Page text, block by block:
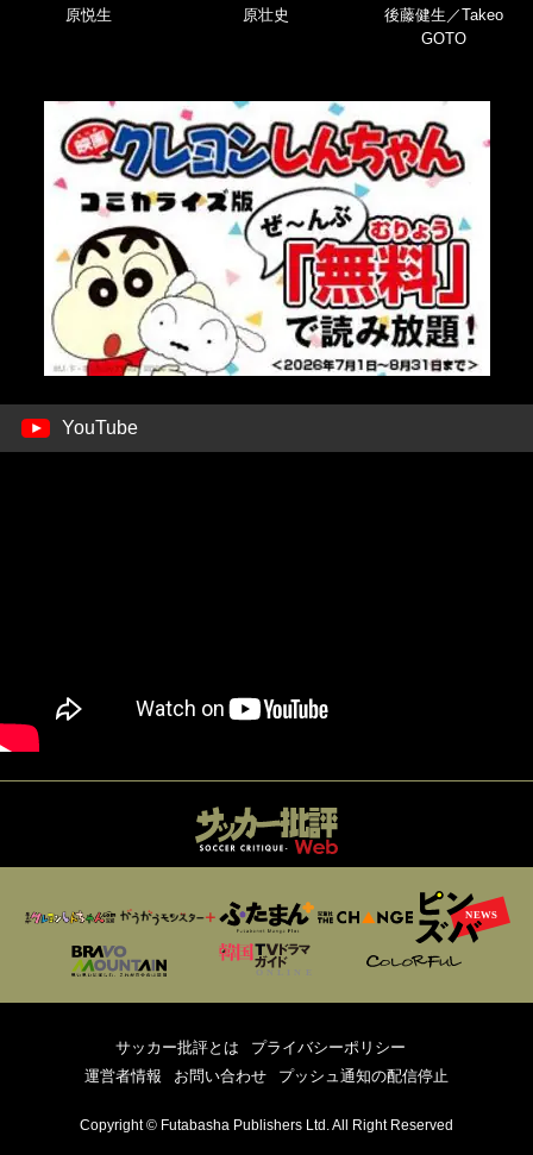
原悦生 原壮史
後藤健生／Takeo
GOTO
YouTube
サッカー批評とは
プライバシーポリシー
運営者情報
お問い合わせ プッシュ通知の配信停止
Copyright © Futabasha Publishers Ltd. All Right Reserved